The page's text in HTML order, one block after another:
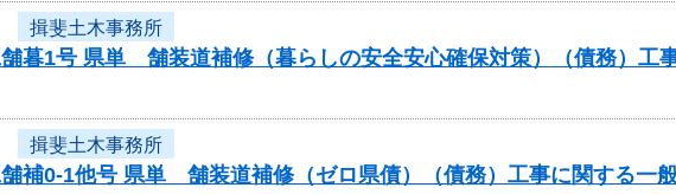
揖斐土木事務所
舗暮1号 県単 舗装道補修（暮らしの安全安心確保対策）（債務）工
揖斐土木事務所
舗補0-1他号 県単 舗装道補修（ゼロ県債）（債務）工事に関する一